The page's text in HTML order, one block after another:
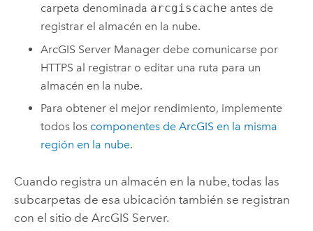
carpeta denominada arcgiscache antes de
registrar el almacén en la nube.
ArcGIS Server Manager debe comunicarse por
HTTPS al registrar o editar una ruta para un
almacén en la nube.
Para obtener el mejor rendimiento, implemente
todos los componentes de ArcGIS en la misma
región en la nube.
Cuando registra un almacén en la nube, todas las
subcarpetas de esa ubicación también se registran
con el sitio de ArcGIS Server.